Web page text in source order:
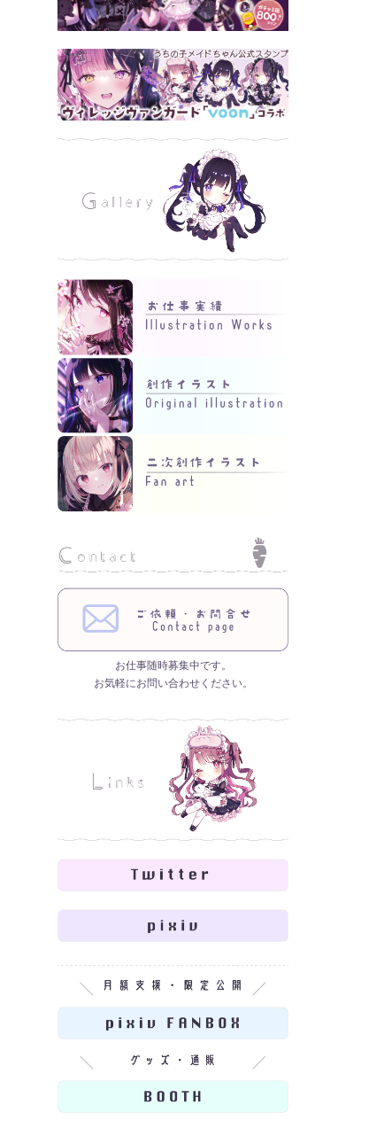
お仕事随時募集中です。
お気軽にお問い合わせください。